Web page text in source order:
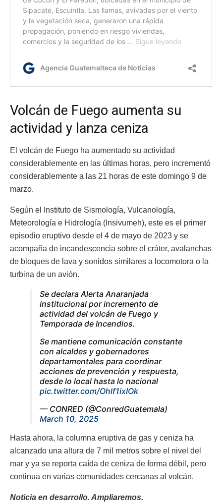
Volcán de Fuego aumenta su
actividad y lanza ceniza
El volcán de Fuego ha aumentado su actividad
considerablemente en las últimas horas, pero incrementó
considerablemente a las 21 horas de este domingo 9 de
marzo.
Según el Instituto de Sismología, Vulcanología,
Meteorología e Hidrología (Insivumeh), este es el primer
episodio eruptivo desde el 4 de mayo de 2023 y se
acompaña de incandescencia sobre el cráter, avalanchas
de bloques de lava y sonidos similares a locomotora o la
turbina de un avión.
Se declara Alerta Anaranjada
institucional por incremento de
actividad del volcán de Fuego y
Temporada de Incendios.
Se mantiene comunicación constante
con alcaldes y gobernadores
departamentales para coordinar
acciones de prevención y respuesta,
desde lo local hasta lo nacional
pic.twitter.com/Ohlf1ixIOk
— CONRED (@ConredGuatemala)
March 10, 2025
Hasta ahora, la columna eruptiva de gas y ceniza ha
alcanzado una altura de 7 mil metros sobre el nivel del
mar y ya se reporta caída de ceniza de forma débil, pero
continua en varias comunidades cercanas al volcán.
Noticia en desarrollo. Ampliaremos.